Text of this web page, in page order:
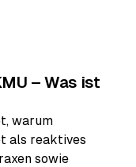
– Was ist
warum
als reaktives
sowie